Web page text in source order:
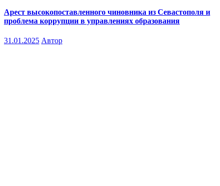
Арест высокопоставленного чиновника из Севастополя и
проблема коррупции в управлениях образования
31.01.2025 Автор